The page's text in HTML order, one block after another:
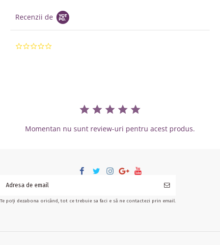
Recenzii de
Momentan nu sunt review-uri pentru acest produs.
Te poți dezabona oricând, tot ce trebuie sa faci e să ne contactezi prin email.